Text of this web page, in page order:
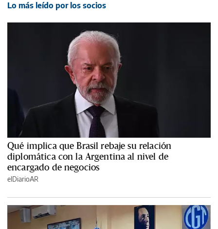
Lo más leído por los socios
Qué implica que Brasil rebaje su relación
diplomática con la Argentina al nivel de
encargado de negocios
elDiarioAR